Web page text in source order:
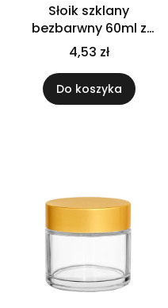
Słoik szklany
bezbarwny 60ml z
nakrętką bambusową
4,53 zł
Do koszyka